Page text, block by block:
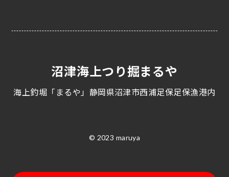
沼津海上つり掘まるや
海上釣堀「まるや」静岡県沼津市西浦足保足保漁港内
© 2023 maruya